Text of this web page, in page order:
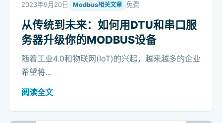
2023年9月20日 Modbus相关文章 免费
从传统到未来：如何用DTU和串口服
务器升级你的MODBUS设备
随着工业4.0和物联网(IoT)的兴起，越来越多的企业
希望将...
阅读全文